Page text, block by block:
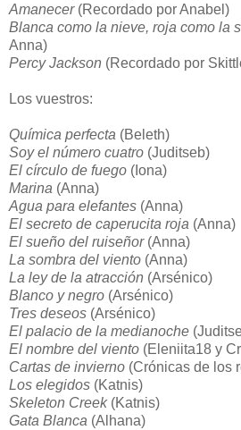
Amanecer (Recordado por Anabel)
Blanca como la nieve, roja como la
Anna)
Percy Jackson (Recordado por
Los vuestros:
Química perfecta (Beleth)
Soy el número cuatro (Juditseb)
El círculo de fuego (Iona)
Marina (Anna)
Agua para elefantes (Anna)
El secreto de caperucita roja (Anna)
El sueño del ruiseñor (Anna)
La sombra del viento (Anna)
La ley de la atracción (Arsénico)
Blanco y negro (Arsénico)
Tres deseos (Arsénico)
El palacio de la medianoche
El nombre del viento (Eleniita18 y
Cartas de invierno (Crónicas de los
Los elegidos (Katnis)
Skeleton Creek (Katnis)
Gata Blanca (Alhana)